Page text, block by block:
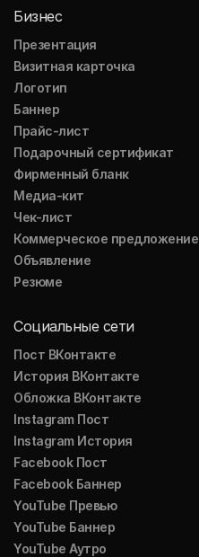
Бизнес
Презентация
Визитная карточка
Логотип
Баннер
Прайс-лист
Подарочный сертификат
Фирменный бланк
Медиа-кит
Чек-лист
Коммерческое предложение
Объявление
Резюме
Социальные сети
Пост ВКонтакте
История ВКонтакте
Обложка ВКонтакте
Instagram Пост
Instagram История
Facebook Пост
Facebook Баннер
YouTube Превью
YouTube Баннер
YouTube Аутро